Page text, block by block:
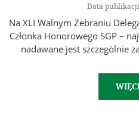
Data
Na XLI Walnym Zebraniu
Członka Honorowego SGP –
nadawane jest szczególnie